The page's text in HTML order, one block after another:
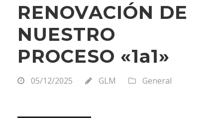
RENOVACIÓN DE
NUESTRO
PROCESO «1a1»
05/12/2025 GLM General